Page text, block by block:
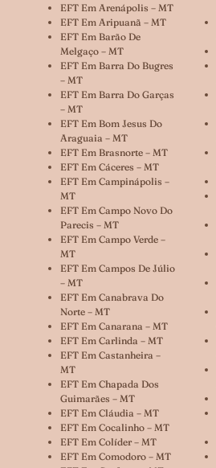
EFT Em Arenápolis – MT
EFT Em Aripuanã – MT
EFT Em Barão De
Melgaço – MT
EFT Em Barra Do Bugres
– MT
EFT Em Barra Do Garças
– MT
EFT Em Bom Jesus Do
Araguaia – MT
EFT Em Brasnorte – MT
EFT Em Cáceres – MT
EFT Em Campinápolis –
MT
EFT Em Campo Novo Do
Parecis – MT
EFT Em Campo Verde –
MT
EFT Em Campos De Júlio
– MT
EFT Em Canabrava Do
Norte – MT
EFT Em Canarana – MT
EFT Em Carlinda – MT
EFT Em Castanheira –
MT
EFT Em Chapada Dos
Guimarães – MT
EFT Em Cláudia – MT
EFT Em Cocalinho – MT
EFT Em Colíder – MT
EFT Em Comodoro – MT